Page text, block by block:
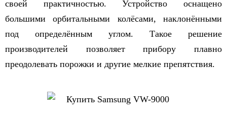
своей практичностью. Устройство оснащено
большими орбитальными колёсами, наклонёнными
под определённым углом. Такое решение
производителей позволяет прибору плавно
преодолевать порожки и другие мелкие препятствия.